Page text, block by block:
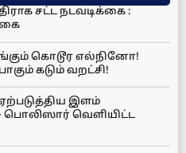
சட்ட நடவடிக்கை :
கொடூர எல்நினோ!
கடும் வறட்சி!
இளம்
வெளியிட்ட